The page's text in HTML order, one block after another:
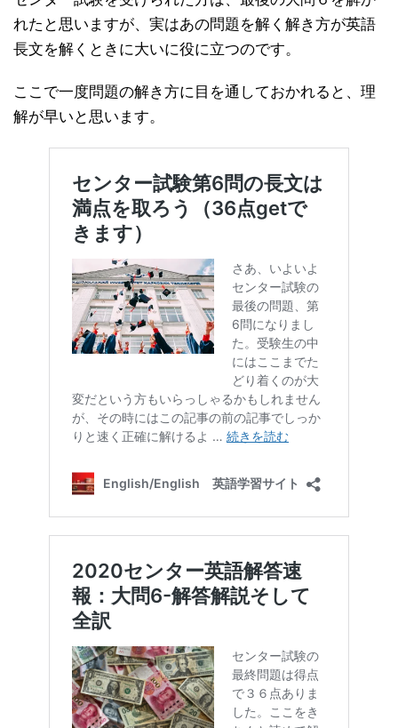
れたと思いますが、実はあの問題を解く解き方が英語
長文を解くときに大いに役に立つのです。
ここで一度問題の解き方に目を通しておかれると、理
解が早いと思います。